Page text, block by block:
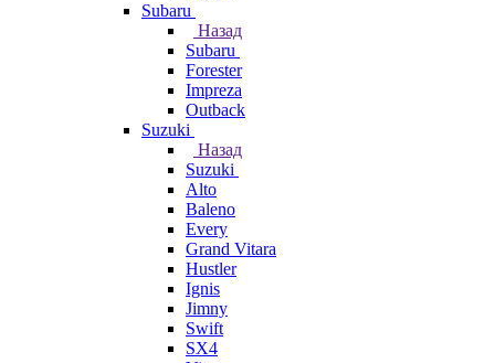
Subaru
Назад
Subaru
Forester
Impreza
Outback
Suzuki
Назад
Suzuki
Alto
Baleno
Every
Grand Vitara
Hustler
Ignis
Jimny
Swift
SX4